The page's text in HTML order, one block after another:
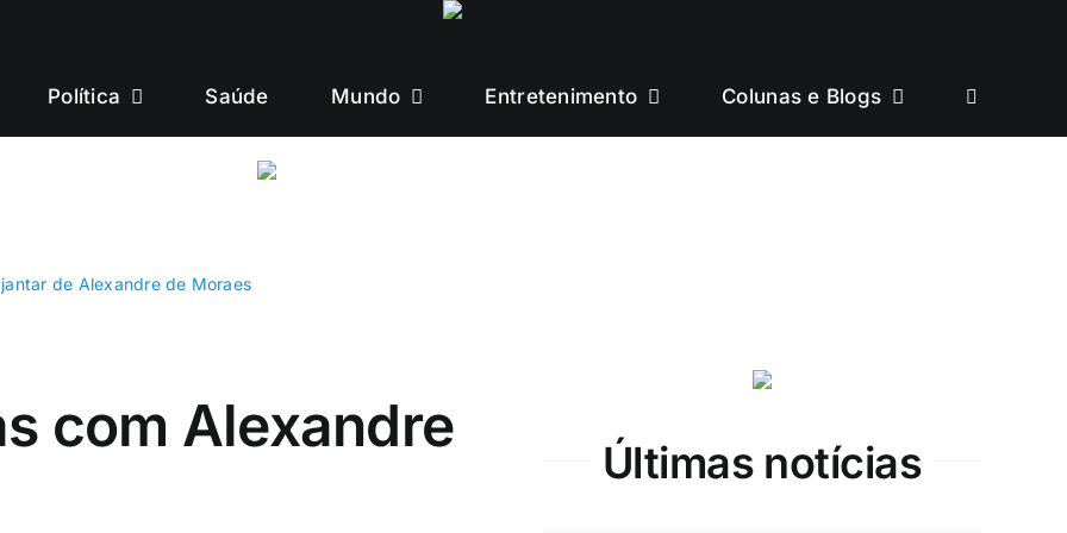
Política Saúde Mundo Entretenimento Colunas e Blogs
de Alexandre de Moraes
com Alexandre
Últimas notícias